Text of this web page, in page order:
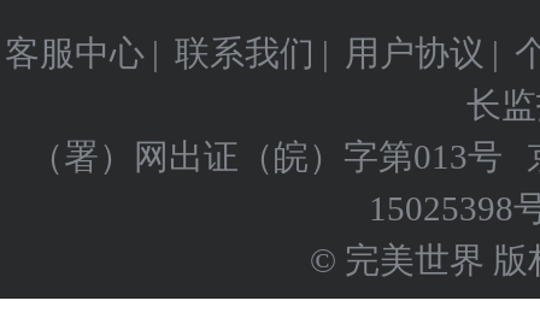
客服中心 | 联系我们 | 用户协议 |
长
（署）网出证（皖）字第013号
15025398
© 完美世界 版